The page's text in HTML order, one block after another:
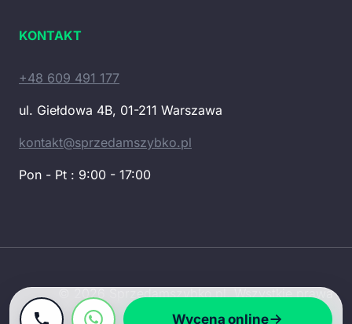
KONTAKT
+48 609 491 177
ul. Giełdowa 4B, 01-211 Warszawa
kontakt@sprzedamszybko.pl
Pon - Pt : 9:00 - 17:00
© 2026 Sprzedamszybko.pl. Wszystkie prawa
zastrzeżone.
Wycena online